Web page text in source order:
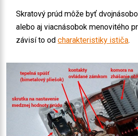
Skratový prúd môže byť
alebo aj viacnásobok menovitého
závisí to odcharakteristiky ističa.